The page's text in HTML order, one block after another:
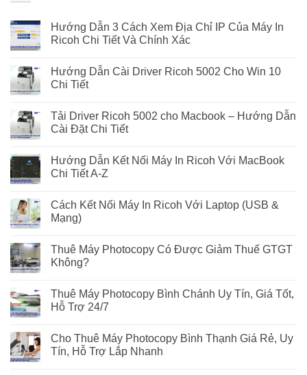
Hướng Dẫn 3 Cách Xem Địa Chỉ IP Của Máy In
Ricoh Chi Tiết Và Chính Xác
Hướng Dẫn Cài Driver Ricoh 5002 Cho Win 10
Chi Tiết
Tải Driver Ricoh 5002 cho Macbook – Hướng Dẫn
Cài Đặt Chi Tiết
Hướng Dẫn Kết Nối Máy In Ricoh Với MacBook
Chi Tiết A-Z
Cách Kết Nối Máy In Ricoh Với Laptop (USB &
Mạng)
Thuê Máy Photocopy Có Được Giảm Thuế GTGT
Không?
Thuê Máy Photocopy Bình Chánh Uy Tín, Giá Tốt,
Hỗ Trợ 24/7
Cho Thuê Máy Photocopy Bình Thạnh Giá Rẻ, Uy
Tín, Hỗ Trợ Lắp Nhanh